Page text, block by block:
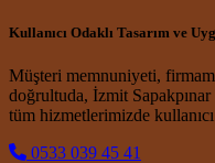
Kullanıcı Odaklı Tasarım ve
Müşteri memnuniyeti,
doğrultuda, İzmit
tüm hizmetlerimizde
0533 039 45 41